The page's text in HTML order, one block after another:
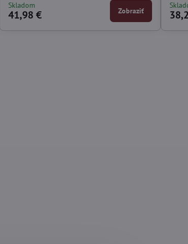
Skladom
41,98 € Zobraziť